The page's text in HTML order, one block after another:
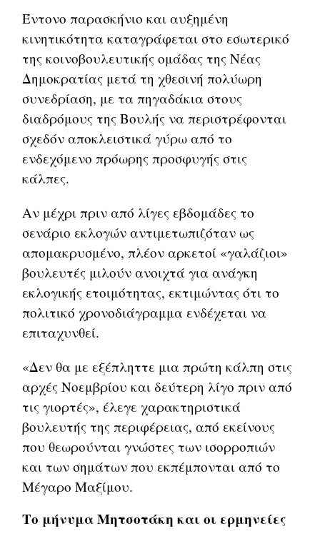
Έντονο παρασκήνιο και αυξημένη
κινητικότητα καταγράφεται στο εσωτερικό
της κοινοβουλευτικής ομάδας της Νέας
Δημοκρατίας μετά τη χθεσινή πολύωρη
συνεδρίαση, με τα πηγαδάκια στους
διαδρόμους της Βουλής να περιστρέφονται
σχεδόν αποκλειστικά γύρω από το
ενδεχόμενο πρόωρης προσφυγής στις
κάλπες.
Αν μέχρι πριν από λίγες εβδομάδες το
σενάριο εκλογών αντιμετωπιζόταν ως
απομακρυσμένο, πλέον αρκετοί «γαλάζιοι»
βουλευτές μιλούν ανοιχτά για ανάγκη
εκλογικής ετοιμότητας, εκτιμώντας ότι το
πολιτικό χρονοδιάγραμμα ενδέχεται να
επιταχυνθεί.
«Δεν θα με εξέπληττε μια πρώτη κάλπη στις
αρχές Νοεμβρίου και δεύτερη λίγο πριν από
τις γιορτές», έλεγε χαρακτηριστικά
βουλευτής της περιφέρειας, από εκείνους
που θεωρούνται γνώστες των ισορροπιών
και των σημάτων που εκπέμπονται από το
Μέγαρο Μαξίμου.
Το μήνυμα Μητσοτάκη και οι ερμηνείες